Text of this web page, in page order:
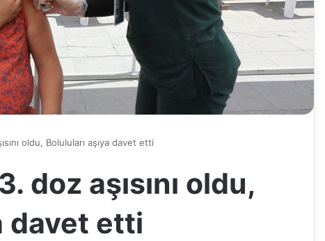
oldu, Boluluları aşıya davet etti
doz aşısını oldu,
davet etti